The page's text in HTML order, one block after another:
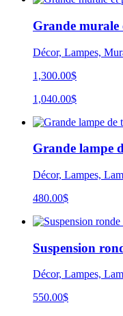
Grande
Décor, Lampes,
1,300.00$
1,040.00$
Grande lampe
Décor, Lampes,
480.00$
Suspension
Décor, Lampes,
550.00$